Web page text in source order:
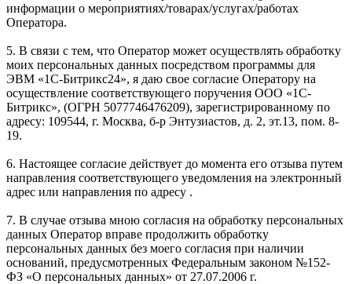
информации о мероприятиях/товарах/услугах/работах
Оператора.
5. В связи с тем, что Оператор может осуществлять обработку
моих персональных данных посредством программы для
ЭВМ «1С-Битрикс24», я даю свое согласие Оператору на
осуществление соответствующего поручения ООО «1С-
Битрикс», (ОГРН 5077746476209), зарегистрированному по
адресу: 109544, г. Москва, б-р Энтузиастов, д. 2, эт.13, пом. 8-
19.
6. Настоящее согласие действует до момента его отзыва путем
направления соответствующего уведомления на электронный
адрес или направления по адресу .
7. В случае отзыва мною согласия на обработку персональных
данных Оператор вправе продолжить обработку
персональных данных без моего согласия при наличии
оснований, предусмотренных Федеральным законом №152-
ФЗ «О персональных данных» от 27.07.2006 г.